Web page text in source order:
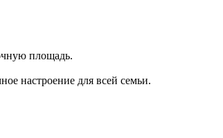
площадь.
настроение для всей семьи.